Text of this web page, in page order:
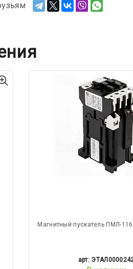
Магнитный пускатель ПМЛ-
арт: